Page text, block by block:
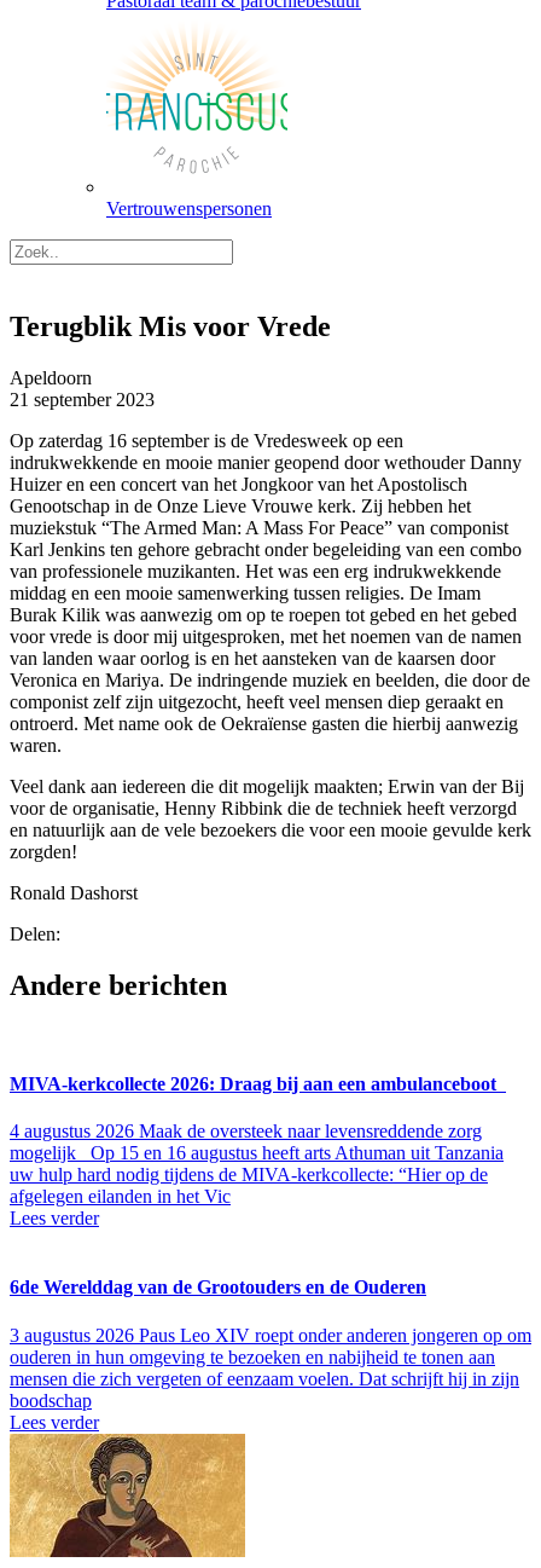
Vertrouwenspersonen
Terugblik Mis voor Vrede
Apeldoorn
21 september 2023
Op zaterdag 16 september is de Vredesweek op een
indrukwekkende en mooie manier geopend door wethouder Danny
Huizer en een concert van het Jongkoor van het Apostolisch
Genootschap in de Onze Lieve Vrouwe kerk. Zij hebben het
muziekstuk “The Armed Man: A Mass For Peace” van componist
Karl Jenkins ten gehore gebracht onder begeleiding van een combo
van professionele muzikanten. Het was een erg indrukwekkende
middag en een mooie samenwerking tussen religies. De Imam
Burak Kilik was aanwezig om op te roepen tot gebed en het gebed
voor vrede is door mij uitgesproken, met het noemen van de namen
van landen waar oorlog is en het aansteken van de kaarsen door
Veronica en Mariya. De indringende muziek en beelden, die door de
componist zelf zijn uitgezocht, heeft veel mensen diep geraakt en
ontroerd. Met name ook de Oekraïense gasten die hierbij aanwezig
waren.
Veel dank aan iedereen die dit mogelijk maakten; Erwin van der Bij
voor de organisatie, Henny Ribbink die de techniek heeft verzorgd
en natuurlijk aan de vele bezoekers die voor een mooie gevulde kerk
zorgden!
Ronald Dashorst
Delen:
Andere berichten
MIVA-kerkcollecte 2026: Draag bij aan een ambulanceboot
4 augustus 2026 Maak de oversteek naar levensreddende zorg
mogelijk Op 15 en 16 augustus heeft arts Athuman uit Tanzania
uw hulp hard nodig tijdens de MIVA-kerkcollecte: “Hier op de
afgelegen eilanden in het Vic
Lees verder
6de Wereld­dag van de Groot­ouders en de Ouderen
3 augustus 2026 Paus Leo XIV roept onder anderen jon­ge­ren op om
ouderen in hun omge­ving te bezoeken en nabij­heid te tonen aan
mensen die zich vergeten of een­zaam voelen. Dat schrijft hij in zijn
bood­schap
Lees verder